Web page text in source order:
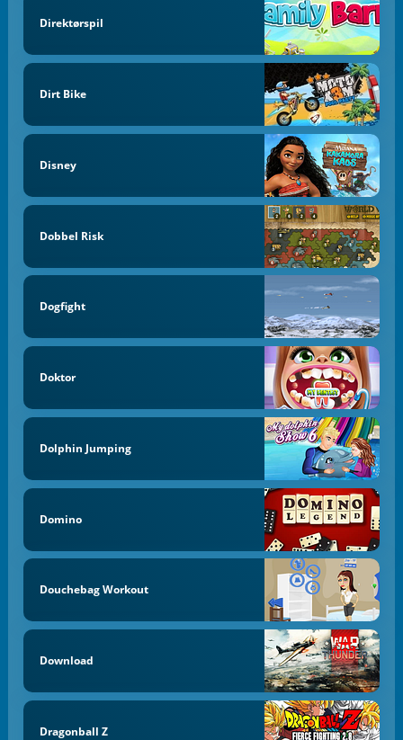
Direktørspil
Dirt Bike
Disney
Dobbel Risk
Dogfight
Doktor
Dolphin Jumping
Domino
Douchebag Workout
Download
Dragonball Z